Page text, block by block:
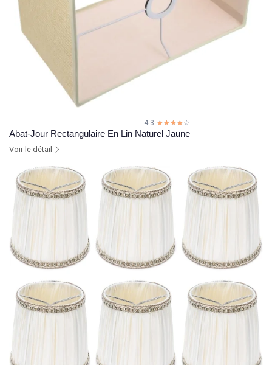
4.3 ☆☆☆☆☆
★★★★★
Abat-Jour Rectangulaire En Lin Naturel Jaune
Voir le détail